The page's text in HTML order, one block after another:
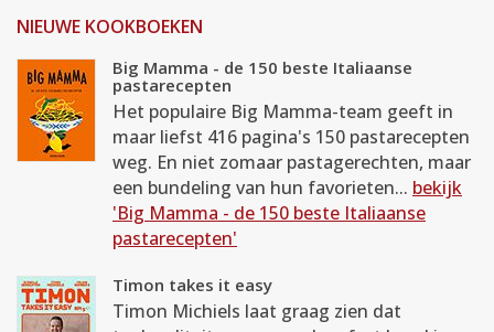
NIEUWE KOOKBOEKEN
Big Mamma - de 150 beste Italiaanse
pastarecepten
Het populaire Big Mamma-team geeft in
maar liefst 416 pagina's 150 pastarecepten
weg. En niet zomaar pastagerechten, maar
een bundeling van hun favorieten... bekijk
'Big Mamma - de 150 beste Italiaanse
pastarecepten'
Timon takes it easy
Timon Michiels laat graag zien dat